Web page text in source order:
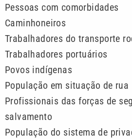
Pessoas com comorbidades
Caminhoneiros
Trabalhadores do transporte
Trabalhadores portuários
Povos indígenas
População em situação de rua
Profissionais das forças de
salvamento
População do sistema de